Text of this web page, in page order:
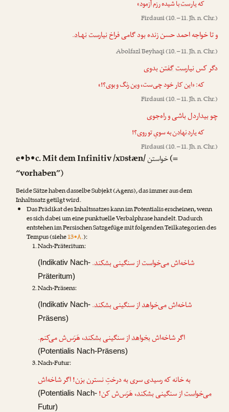
کهیارستبا شیده رزمآزمود»
Firdausi(10. – 11. Jh. n. Chr.)
و تا خواجه احمد حسن زنده بود گامی فراخنیارستنهـاد.
Abolfazl Beyhaqi(10. – 11. Jh. n. Chr.)
دگر کسنیارستگفتنبدوی
که: «این کار خود چی‌ست، وین رنگ و بوی؟!»
Firdausi(10. – 11. Jh. n. Chr.)
چو بیداردل باشی و راه‌جوی
کهیاردنهادنبه سویِ تو روی؟!
Firdausi(10. – 11. Jh. n. Chr.)
e•b•c. Mit dem Infinitiv /xɒstæn/خواستن(=
“vorhaben”)
Beide Sätze haben dasselbe Subjekt (Agens), das immer aus dem
Inhaltssatz getilgt wird.
Das Prädikat des Inhaltssatzes kann im Potentialis erscheinen, wenn
es sich dabei um eine punktuelle Verbalphrase handelt. Dadurch
entstehen im Persischen Satzgefüge mit folgenden Teilkategorien des
Tempus (siehe13•۸.):
Nach-Präteritum:
شاخه‌اشمی‌خواستاز سنگینیبشکند.
(Indikativ Nach-
Präteritum)
Nach-Präsens:
شاخه‌اشمی‌خواهداز سنگینیبشکند.
(Indikativ Nach-
Präsens)
اگر شاخه‌اشبخواهداز سنگینیبشکند، هَرَس‌ش می‌کنم.
(Potentialis Nach-Präsens)
Nach-Futur:
به خانه که رسیدی سری به درختِ نسترن بزن! اگر شاخه‌اش
می‌خواستاز سنگینیبشکند، هَرَس‌ش کن! (Potentialis Nach-
Futur)